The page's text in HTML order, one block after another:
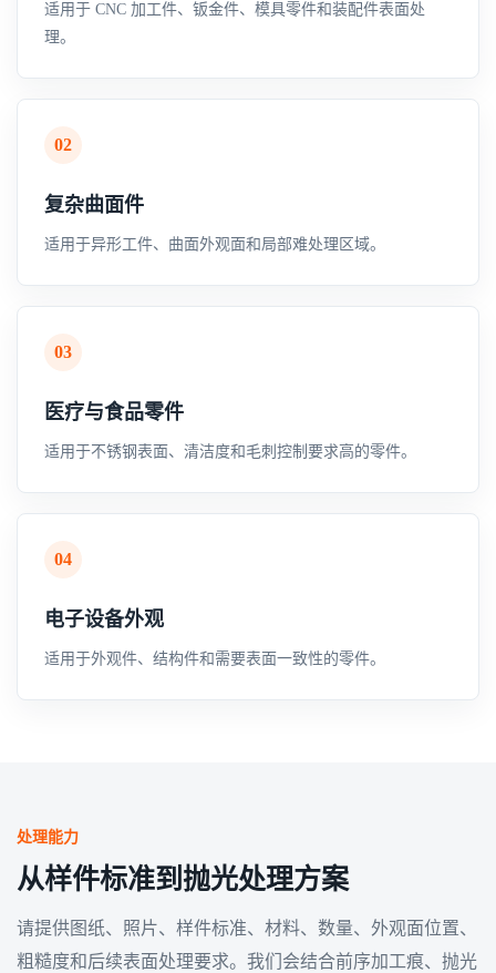
适用于 CNC 加工件、钣金件、模具零件和装配件表面处
理。
02
复杂曲面件
适用于异形工件、曲面外观面和局部难处理区域。
03
医疗与食品零件
适用于不锈钢表面、清洁度和毛刺控制要求高的零件。
04
电子设备外观
适用于外观件、结构件和需要表面一致性的零件。
处理能力
从样件标准到抛光处理方案
请提供图纸、照片、样件标准、材料、数量、外观面位置、
粗糙度和后续表面处理要求。我们会结合前序加工痕、抛光